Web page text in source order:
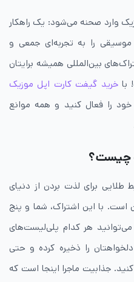
وارد صحنه می‌شود: یک راهکار
را به تجربه‌ای جمعی و
بین‌المللی همیشه برایتان
باخرید گیفت کارت اپل موزیک
خود را فعال کنید و همه موانع
چیست؟
برای لذت بردن از دنیای
است. با این اشتراک، شما و پنج
می‌توانید هر کدام پلی‌لیست‌های
را ذخیره کرده و حتی
جذابیت ماجرا اینجا است که